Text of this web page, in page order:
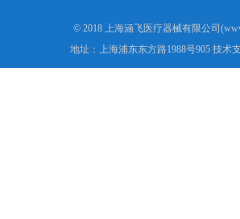
© 2018 上海涵飞医疗器械有限公司
地址：上海浦东东方路1988号905 技术